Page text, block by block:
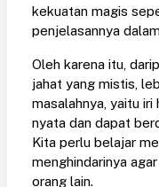
kekuatan magis
penjelasannya
Oleh karena itu,
jahat yang mistis,
masalahnya, yaitu
nyata dan dapat
Kita perlu belajar
menghindarinya
orang lain.